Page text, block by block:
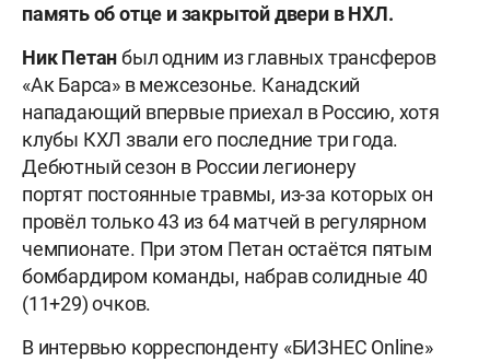
память об отце и закрытой двери в НХЛ.
Ник Петанбыл одним из главных трансферов
«Ак Барса» в межсезонье. Канадский
нападающий впервые приехал в Россию, хотя
клубы КХЛ звали его последние три года.
Дебютный сезон в России легионеру
портят постоянные травмы, из-за которых он
провёл только 43 из 64 матчей в регулярном
чемпионате. При этом Петан остаётся пятым
бомбардиром команды, набрав солидные 40
(11+29) очков.
В интервью корреспонденту «БИЗНЕС Online»